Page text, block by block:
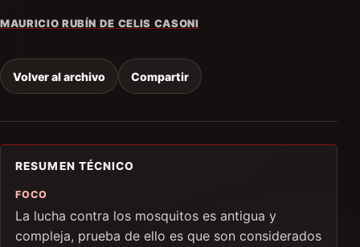
MAURICIO RUBÍN DE CELIS CASONI
Volver al archivo Compartir
RESUMEN TÉCNICO
FOCO
La lucha contra los mosquitos es antigua y
compleja, prueba de ello es que son considerados